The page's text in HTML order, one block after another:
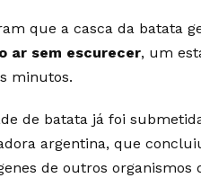
que a casca da batata
ar sem escurecer, um
minutos.
de batata já foi
argentina, que
de outros